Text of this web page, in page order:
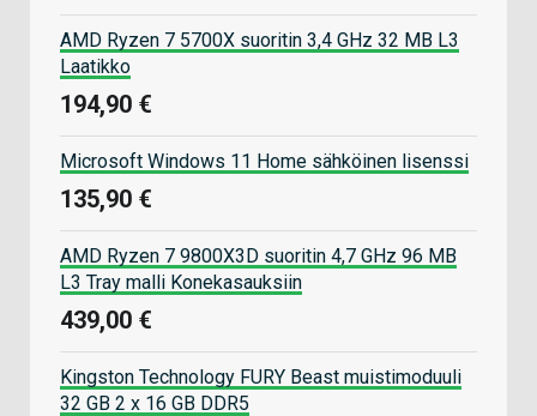
AMD Ryzen 7 5700X suoritin 3,4 GHz 32 MB L3
Laatikko
194,90 €
Microsoft Windows 11 Home sähköinen lisenssi
135,90 €
AMD Ryzen 7 9800X3D suoritin 4,7 GHz 96 MB
L3 Tray malli Konekasauksiin
439,00 €
Kingston Technology FURY Beast muistimoduuli
32 GB 2 x 16 GB DDR5